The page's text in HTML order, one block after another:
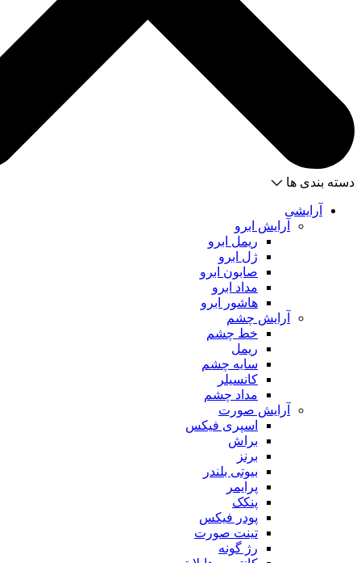
دسته بندی ها
آرایشی
آرایش ابرو
ریمل ابرو
ژل ابرو
صابون ابرو
مداد ابرو
هاشور ابرو
آرایش چشم
خط چشم
ریمل
سایه چشم
کانسیلر
مداد چشم
آرایش صورت
اسپری فیکس
براش
برنز
بیوتی بلندر
پرایمر
پنکک
پودر فیکس
تینت صورت
رژ گونه